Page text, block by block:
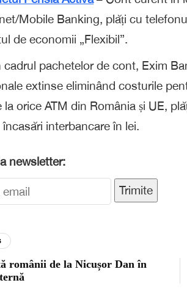
Mobile Banking, plăți cu
de economii „Flexibil”.
cadrul pachetelor de cont, Exim
extinse eliminând costurile
la orice ATM din România și UE,
încasări interbancare în lei.
newsletter:
Trimite
românii de la Nicușor Dan în